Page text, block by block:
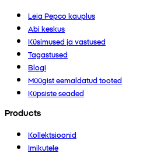
Leia Pepco kauplus
Abi keskus
Küsimused ja vastused
Tagastused
Blogi
Müügist eemaldatud tooted
Küpsiste seaded
Products
Kollektsioonid
Imikutele